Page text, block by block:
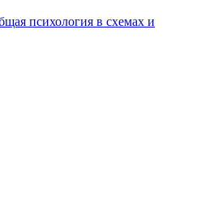
психология в схемах и